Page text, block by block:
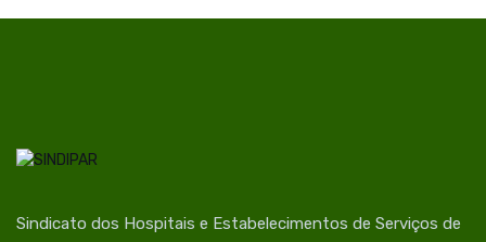
Sindicato dos Hospitais e Estabelecimentos de Serviços de